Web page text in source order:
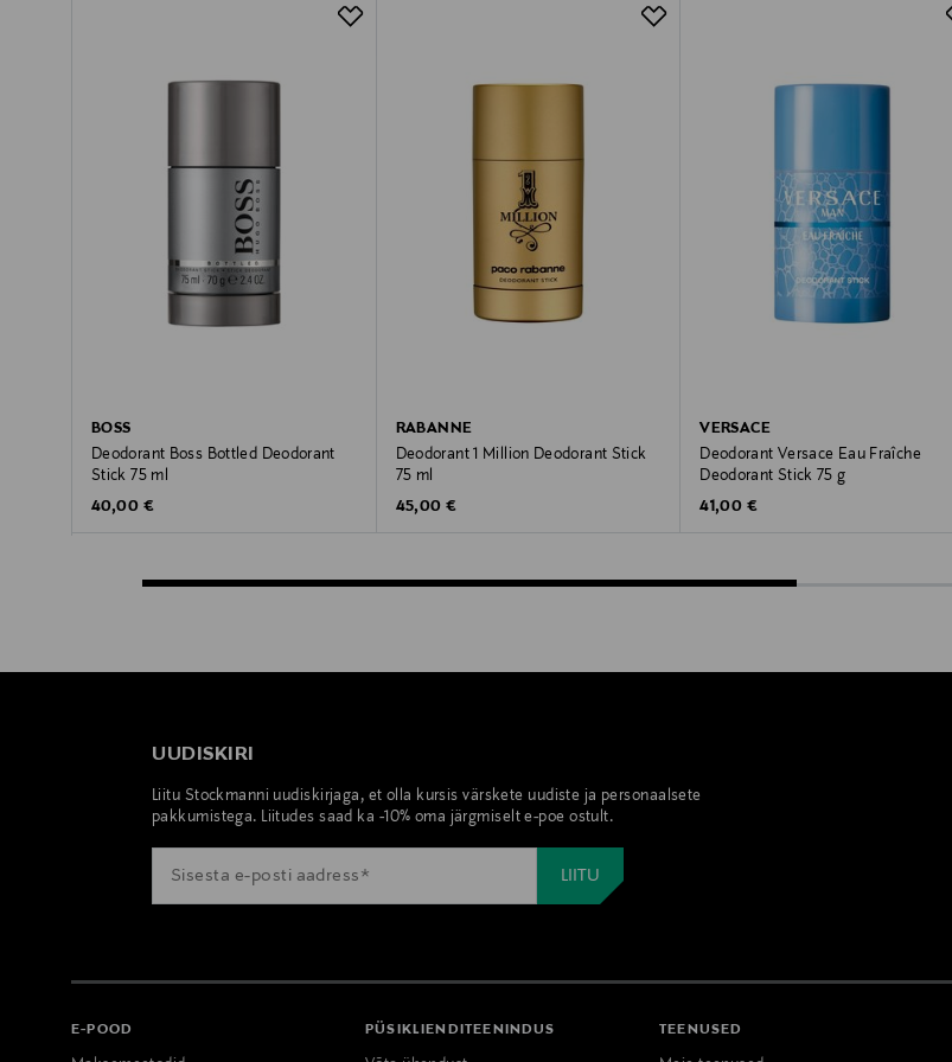
BOSS
Deodorant Boss Bottled Deodorant
Stick 75 ml
Original Price
40,00 €
RABANNE
Deodorant 1 Million Deodorant Stick
75 ml
Original Price
45,00 €
VERSACE
Deodorant Versace Eau Fraîche
Deodorant Stick 75 g
Original Price
41,00 €
UUDISKIRI
Liitu Stockmanni uudiskirjaga, et olla kursis värskete uudiste ja personaalsete
pakkumistega. Liitudes saad ka -10% oma järgmiselt e-poe ostult.
E-POOD PÜSIKLIENDITEENINDUS TEENUSED